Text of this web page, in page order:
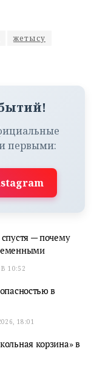
жетысу
первыми:
— почему
10:52
в
18:01
корзина» в